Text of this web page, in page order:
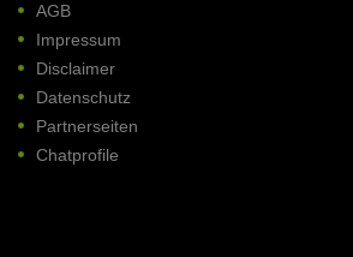
AGB
Impressum
Disclaimer
Datenschutz
Partnerseiten
Chatprofile